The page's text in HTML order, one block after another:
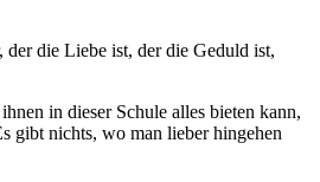
der die Liebe ist, der die Geduld ist,
ihnen in dieser Schule alles bieten kann,
gibt nichts, wo man lieber hingehen